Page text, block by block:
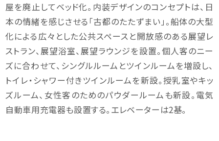
屋を廃止してベッド化。内装デザインのコンセプトは、日
本の情緒を感じさせる「古都のたたずまい」。船体の大型
化による広々とした公共スペースと開放感のある展望レ
ストラン、展望浴室、展望ラウンジを設置。個人客のニー
ズに合わせて、シングルルームとツインルームを増設し、
トイレ・シャワー付きツインルームを新設。授乳室やキッ
ズルーム、女性客のためのパウダールームも新設。電気
自動車用充電器も設置する。エレベーターは2基。